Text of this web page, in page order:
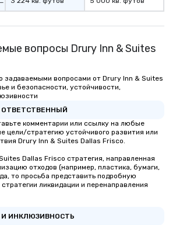
вопросы Drury Inn & Suites
задаваемыми вопросами от Drury Inn & Suites
и безопасности, устойчивости,
ОТВЕТСТВЕННЫЙ
комментарии или ссылку на любые
цели/стратегию устойчивого развития или
Drury Inn & Suites Dallas Frisco.
Dallas Frisco стратегия, направленная
отходов (например, пластика, бумаги,
то просьба представить подробную
ликвидации и перенаправления
И ИНКЛЮЗИВНОСТЬ